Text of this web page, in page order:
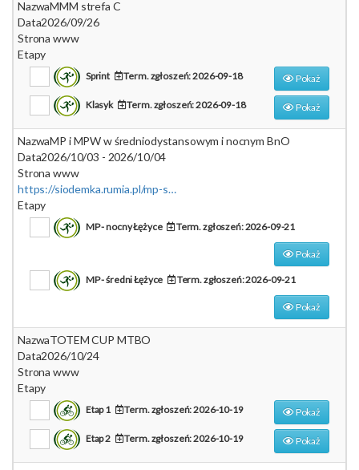
NazwaMMM strefa C
Data2026/09/26
Strona www
Etapy
Sprint Term. zgłoszeń: 2026-09-18 Pokaż
Klasyk Term. zgłoszeń: 2026-09-18 Pokaż
NazwaMP i MPW w średniodystansowym i nocnym BnO
Data2026/10/03 - 2026/10/04
Strona www
https://siodemka.rumia.pl/mp-sredni-i-nocny-2026/
Etapy
MP - nocny Łężyce Term. zgłoszeń: 2026-09-21
Pokaż
MP - średni Łężyce Term. zgłoszeń: 2026-09-21
Pokaż
NazwaTOTEM CUP MTBO
Data2026/10/24
Strona www
Etapy
Etap 1 Term. zgłoszeń: 2026-10-19 Pokaż
Etap 2 Term. zgłoszeń: 2026-10-19 Pokaż